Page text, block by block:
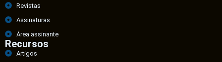
Revistas
Assinaturas
Área assinante
Recursos
Artigos